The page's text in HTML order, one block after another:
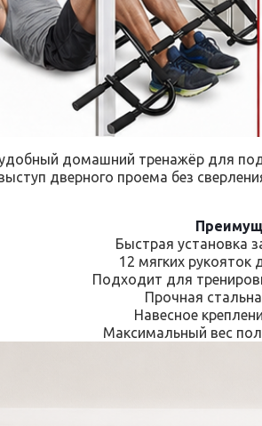
домашний тренажёр для
дверного проема без
Быстрая установка
12 мягких рукояток
Подходит для
Прочная
Навесное
Максимальный вес